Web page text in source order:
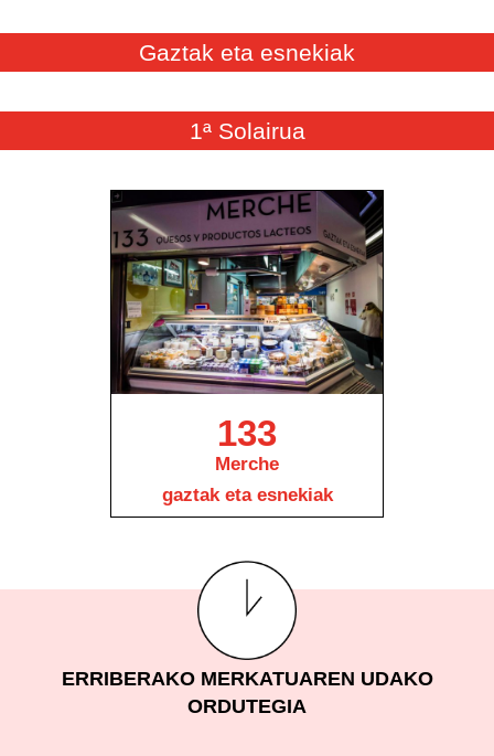
Gaztak eta esnekiak
1ª Solairua
133
Merche
gaztak eta esnekiak
ERRIBERAKO MERKATUAREN UDAKO
ORDUTEGIA